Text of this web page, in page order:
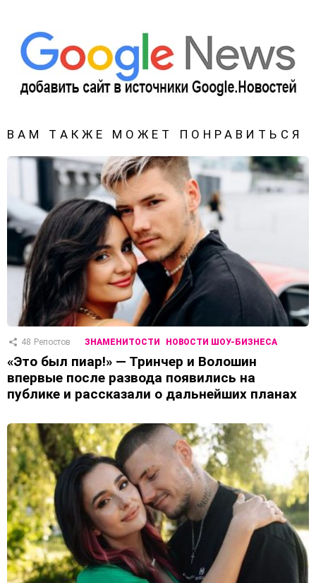
ВАМ ТАКЖЕ МОЖЕТ ПОНРАВИТЬСЯ
48 Репостов ЗНАМЕНИТОСТИ НОВОСТИ ШОУ-БИЗНЕСА
«Это был пиар!» — Тринчер и Волошин
впервые после развода появились на
публике и рассказали о дальнейших планах